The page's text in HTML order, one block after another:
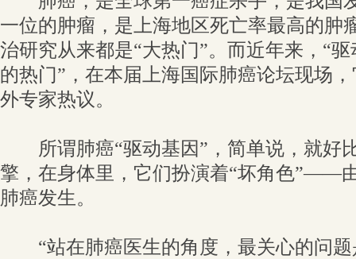
一位的肿瘤，是上海地区死亡率最高的肿
治研究从来都是“大热门”。而近年来，“
的热门”，在本届上海国际肺癌论坛现场
外专家热议。
所谓肺癌“驱动基因”，简单说，就好
擎，在身体里，它们扮演着“坏角色”——
肺癌发生。
“站在肺癌医生的角度，最关心的问题